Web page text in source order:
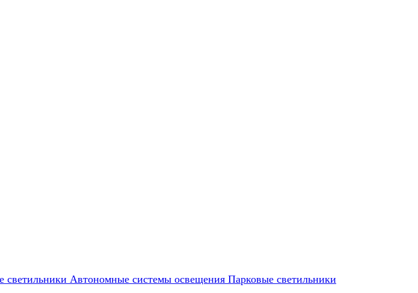
Автономные системы освещения Парковые светильники